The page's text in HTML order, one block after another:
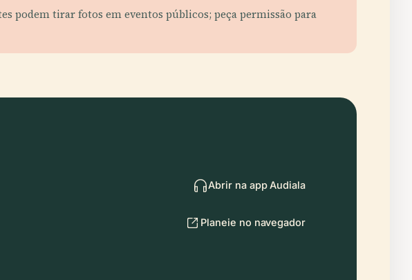
podem tirar fotos em eventos públicos; peça permissão para
Abrir na app Audiala
Planeie no navegador